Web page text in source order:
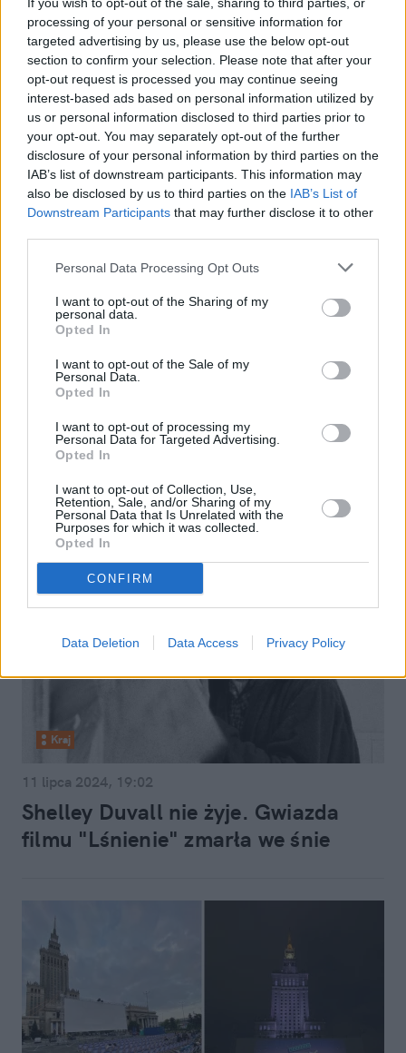
processing of your personal or sensitive information for
targeted advertising by us, please use the below opt-out
section to confirm your selection. Please note that after your
opt-out request is processed you may continue seeing
interest-based ads based on personal information utilized by
us or personal information disclosed to third parties prior to
your opt-out. You may separately opt-out of the further
disclosure of your personal information by third parties on the
IAB’s list of downstream participants. This information may
also be disclosed by us to third parties on the IAB’s List of
Downstream Participants that may further disclose it to other
Personal Data Processing Opt Outs
I want to opt-out of the Sharing of my
personal data.
Opted In
I want to opt-out of the Sale of my
Personal Data.
Opted In
I want to opt-out of processing my
Personal Data for Targeted Advertising.
Opted In
I want to opt-out of Collection, Use,
Retention, Sale, and/or Sharing of my
Personal Data that Is Unrelated with the
Purposes for which it was collected.
Opted In
CONFIRM
Data Deletion Data Access Privacy Policy
Gena Rowlands nie żyje. Gwiazda
Hollywood cierpiała na Alzheimera
Wiadomości
26 lipca 2024, 11:31
Rolnicy edukują mieszczuchów na
TikToku. Tych rzeczy na pewno nie
wiedziałeś o rolnictwie
Kraj
11 lipca 2024, 19:02
Shelley Duvall nie żyje. Gwiazda
filmu "Lśnienie" zmarła we śnie